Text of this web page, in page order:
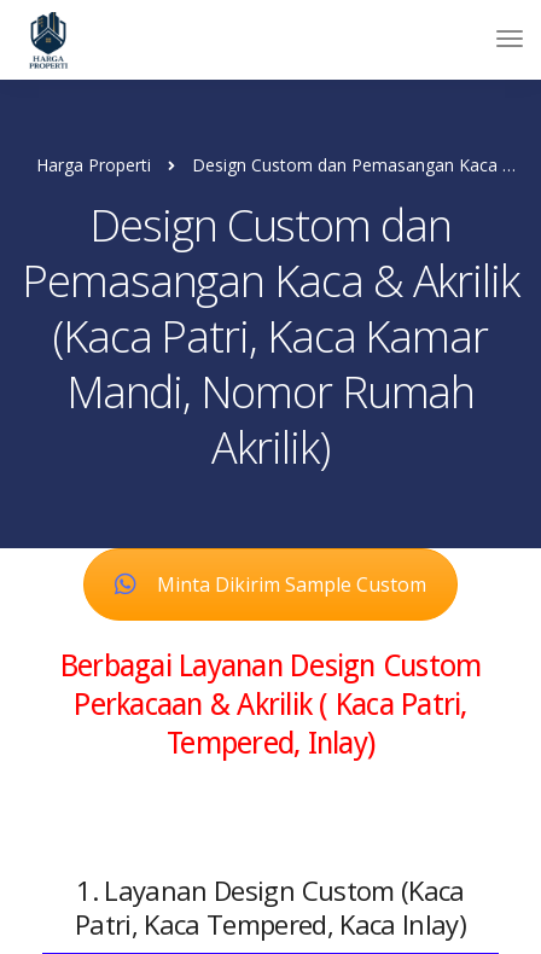
Harga Properti Design Custom dan Pemasangan Kaca & Akrilik (Kaca Patri, Kaca Kamar Mandi, Nomor Rumah Akrilik)
Design Custom dan
Pemasangan Kaca & Akrilik
(Kaca Patri, Kaca Kamar
Mandi, Nomor Rumah
Akrilik)
Minta Dikirim Sample Custom
Berbagai Layanan Design Custom
Perkacaan & Akrilik ( Kaca Patri,
Tempered, Inlay)
1. Layanan Design Custom (Kaca
Patri, Kaca Tempered, Kaca Inlay)